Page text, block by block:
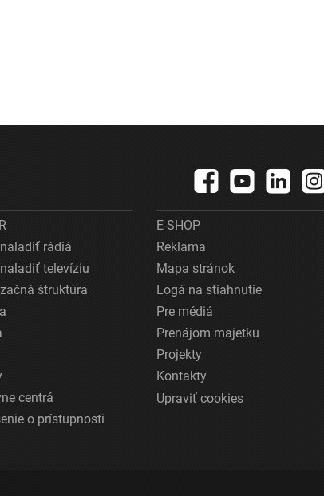
rádiá
televíziu
štruktúra
centrá
o prístupnosti
E-SHOP
Reklama
Mapa stránok
Logá na stiahnutie
Pre médiá
Prenájom majetku
Projekty
Kontakty
Upraviť cookies